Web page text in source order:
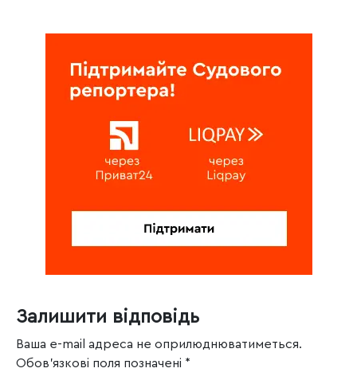
Залишити відповідь
Ваша e-mail адреса не оприлюднюватиметься.
Обов’язкові поля позначені *